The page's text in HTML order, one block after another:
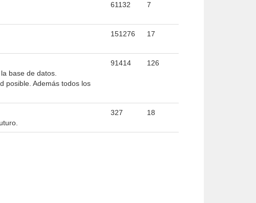
61132 7
151276 17
base de datos.
posible. Además todos los
91414 126
327 18